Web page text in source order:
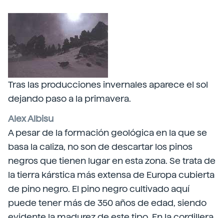
Tras las producciones invernales aparece el sol
dejando paso a la primavera.
Alex Albisu
A pesar de la formación geológica en la que se
basa la caliza, no son de descartar los pinos
negros que tienen lugar en esta zona. Se trata de
la tierra kárstica más extensa de Europa cubierta
de pino negro. El pino negro cultivado aquí
puede tener más de 350 años de edad, siendo